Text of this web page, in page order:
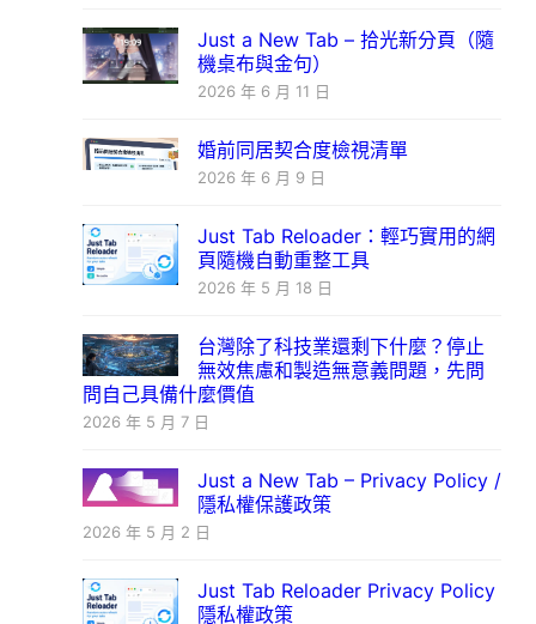
Just a New Tab – 拾光新分頁（隨
機桌布與金句）
2026 年 6 月 11 日
婚前同居契合度檢視清單
2026 年 6 月 9 日
Just Tab Reloader：輕巧實用的網
頁隨機自動重整工具
2026 年 5 月 18 日
台灣除了科技業還剩下什麼？停止
無效焦慮和製造無意義問題，先問
問自己具備什麼價值
2026 年 5 月 7 日
Just a New Tab – Privacy Policy /
隱私權保護政策
2026 年 5 月 2 日
Just Tab Reloader Privacy Policy
隱私權政策